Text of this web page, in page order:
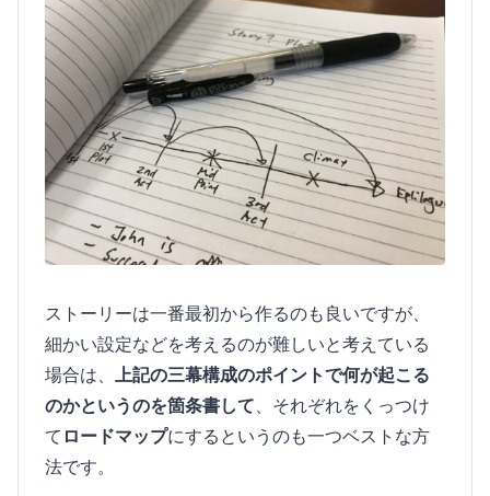
ストーリーは一番最初から作るのも良いですが、
細かい設定などを考えるのが難しいと考えている
場合は、
上記の三幕構成のポイントで何が起こる
のかというのを箇条書して 、それぞれをくっつけ
て ロードマップにするというのも一つベストな方
法です。